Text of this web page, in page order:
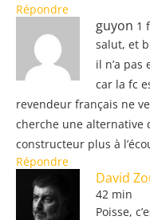
Répondre
guyon 1
salut, et
il n’a
car la fc
revendeur français ne
cherche une alternative
constructeur plus à
Répondre
David
42 min
Poisse,